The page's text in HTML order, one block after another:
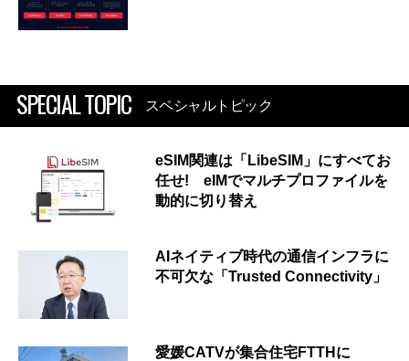
SPECIAL TOPIC スペシャルトピック
eSIM関連は「LibeSIM」にすべてお
任せ! eIMでマルチプロファイルを
動的に切り替え
AIネイティブ時代の通信インフラに
不可欠な「Trusted Connectivity」
愛媛CATVが集合住宅FTTHに